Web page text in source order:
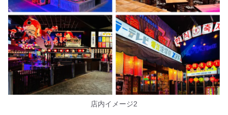
店内イメージ2